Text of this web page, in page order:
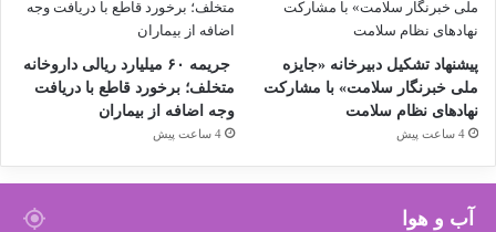
پیشنهاد تشکیل دبیرخانه «جایزه
ملی خبرنگار سلامت» با مشارکت
نهادهای نظام سلامت
4 ساعت پیش
جریمه ۶۰ میلیارد ریالی داروخانه
متخلف؛ برخورد قاطع با دریافت
وجه اضافه از بیماران
4 ساعت پیش
آب و هوا